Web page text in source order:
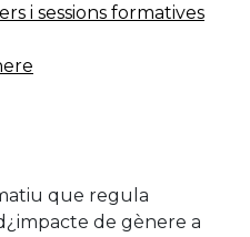
i sessions formatives
que regula
de gènere a